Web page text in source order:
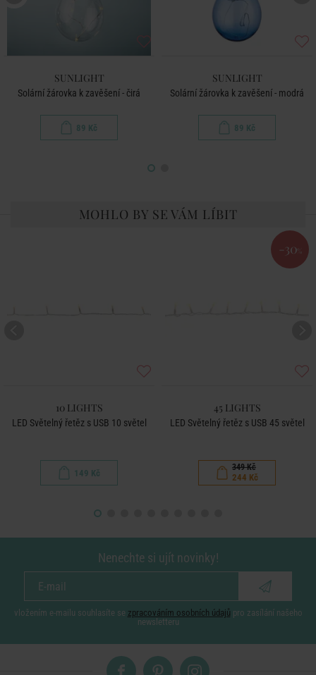
SUNLIGHT
Solární žárovka k zavěšení - čirá
89 Kč
SUNLIGHT
Solární žárovka k zavěšení - modrá
89 Kč
MOHLO BY SE VÁM LÍBIT
10 LIGHTS
LED Světelný řetěz s USB 10 světel
149 Kč
-30 %
45 LIGHTS
LED Světelný řetěz s USB 45 světel
349 Kč
244 Kč
Nenechte si ujít novinky!
vložením e-mailu souhlasíte se zpracováním osobních údajů pro zasílání našeho
newsletteru